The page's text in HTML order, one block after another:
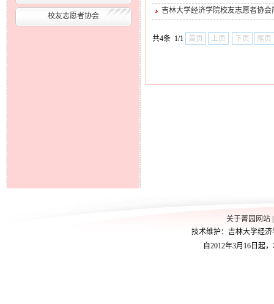
校友志愿者协会
吉林大学经济学院校友志愿者协会
共4条 1/1 首页 上页 下页 尾页
关于菁园网站
技术维护：吉林大学经济
自2012年3月16日起